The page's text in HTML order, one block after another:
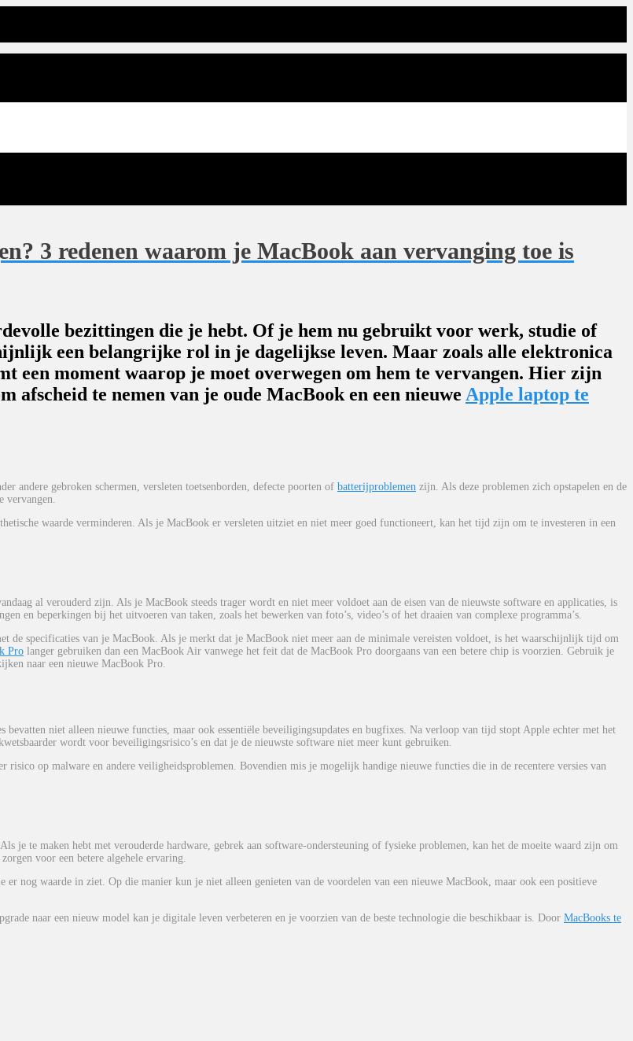
3 redenen waarom je MacBook aan vervanging toe is
bezittingen die je hebt. Of je hem nu gebruikt voor werk, studie of
een belangrijke rol in je dagelijkse leven. Maar zoals alle elektronica
een moment waarop je moet overwegen om hem te vervangen. Hier zijn
te nemen van je oude MacBook en een nieuwe Apple laptop te
andere gebroken schermen, versleten toetsenborden, defecte poorten of batterijproblemen zijn. Als deze problemen zich opstapelen en de
waarde verminderen. Als je MacBook er versleten uitziet en niet meer goed functioneert, kan het tijd zijn om te investeren in een
al verouderd zijn. Als je MacBook steeds trager wordt en niet meer voldoet aan de eisen van de nieuwste software en applicaties, is
en beperkingen bij het uitvoeren van taken, zoals het bewerken van foto’s, video’s of het draaien van complexe programma’s.
de specificaties van je MacBook. Als je merkt dat je MacBook niet meer aan de minimale vereisten voldoet, is het waarschijnlijk tijd om
Pro langer gebruiken dan een MacBook Air vanwege het feit dat de MacBook Pro doorgaans van een betere chip is voorzien. Gebruik je
naar een nieuwe MacBook Pro.
niet alleen nieuwe functies, maar ook essentiële beveiligingsupdates en bugfixes. Na verloop van tijd stopt Apple echter met het
wordt voor beveiligingsrisico’s en dat je de nieuwste software niet meer kunt gebruiken.
risico op malware en andere veiligheidsproblemen. Bovendien mis je mogelijk handige nieuwe functies die in de recentere versies van
je te maken hebt met verouderde hardware, gebrek aan software-ondersteuning of fysieke problemen, kan het de moeite waard zijn om
voor een betere algehele ervaring.
nog waarde in ziet. Op die manier kun je niet alleen genieten van de voordelen van een nieuwe MacBook, maar ook een positieve
naar een nieuw model kan je digitale leven verbeteren en je voorzien van de beste technologie die beschikbaar is. Door MacBooks te